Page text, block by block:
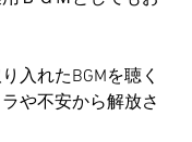
入れたBGMを聴く
や不安から解放さ